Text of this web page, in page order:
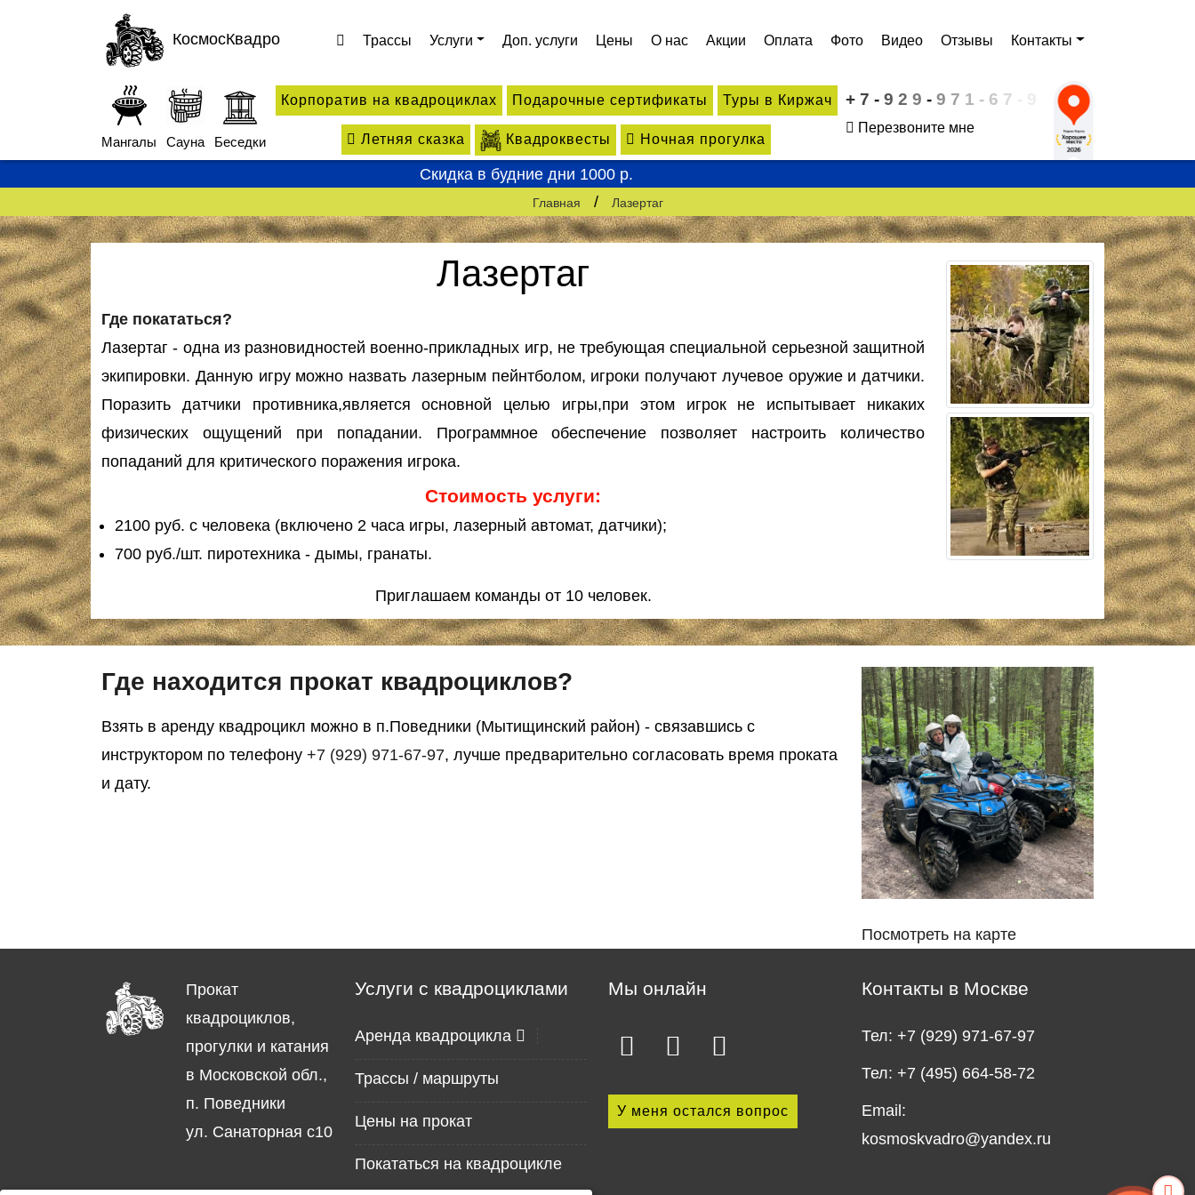
КосмосКвадро Трассы Услуги Доп. услуги Цены О нас Акции Оплата Фото Видео Отзывы Контакты
Мангалы Сауна Беседки
Корпоратив на квадроциклах Подарочные сертификаты Туры в Киржач
Летняя сказка Квадроквесты Ночная прогулка
+ 7 - 9 2 9 - 9 7 1 - 6 7
Перезвоните мне
Скидка в будние дни 1000 р.
Главная / Лазертаг
Лазертаг
Где покататься?
Лазертаг - одна из разновидностей военно-прикладных игр, не требующая специальной серьезной защитной
экипировки. Данную игру можно назвать лазерным пейнтболом, игроки получают лучевое оружие и датчики.
Поразить датчики противника,является основной целью игры,при этом игрок не испытывает никаких
физических ощущений при попадании. Программное обеспечение позволяет настроить количество
попаданий для критического поражения игрока.
Стоимость услуги:
2100 руб. с человека (включено 2 часа игры, лазерный автомат, датчики);
700 руб./шт. пиротехника - дымы, гранаты.
Приглашаем команды от 10 человек.
Где находится прокат квадроциклов?
Взять в аренду квадроцикл можно в п.Поведники (Мытищинский район) - связавшись с
инструктором по телефону +7 (929) 971-67-97, лучше предварительно согласовать время проката
и дату.
Посмотреть на карте
Прокат
квадроциклов,
прогулки и катания
в Московской обл.,
п. Поведники
ул. Санаторная с10
Услуги с квадроциклами
Аренда квадроцикла
Трассы / маршруты
Цены на прокат
Покататься на квадроцикле
Мы онлайн
У меня остался вопрос
Контакты в Москве
Тел: +7 (929) 971-67-97
Тел: +7 (495) 664-58-72
Email:
kosmoskvadro@yandex.ru